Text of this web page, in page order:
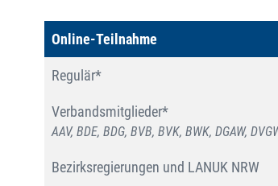
Online-Teilnahme
Regulär*
Verbandsmitglieder*
AAV, BDE, BDG, BVB, BVK, BWK, DGAW,
Bezirksregierungen und LANUK NRW